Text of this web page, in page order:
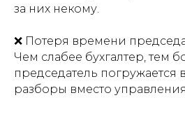
за них некому.
❌ Потеря времени
Чем слабее бухгалтер, тем
председатель
разборы вместо